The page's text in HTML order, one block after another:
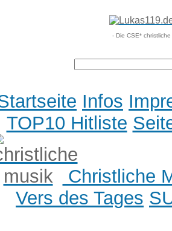
- Die CSE*
Infos
TOP10 Hitliste
Christliche
Vers des Tages